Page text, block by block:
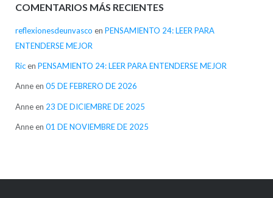
COMENTARIOS MÁS RECIENTES
reflexionesdeunvasco en PENSAMIENTO 24: LEER PARA
ENTENDERSE MEJOR
Ricen PENSAMIENTO 24: LEER PARA ENTENDERSE MEJOR
Anneen 05 DE FEBRERO DE 2026
Anneen 23 DE DICIEMBRE DE 2025
Anneen 01 DE NOVIEMBRE DE 2025